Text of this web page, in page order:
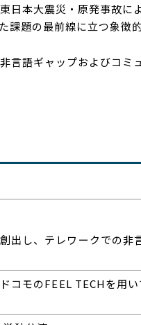
日本大震災・原発事故に
題の最前線に立つ象徴的
語ギャップおよびコミ
出し、テレワークでの
コモのFEEL TECHを用